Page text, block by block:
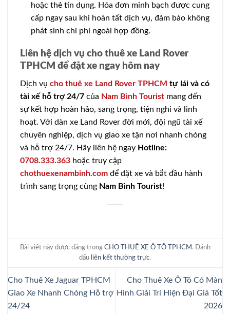
hoặc thẻ tín dụng. Hóa đơn minh bạch được cung
cấp ngay sau khi hoàn tất dịch vụ, đảm bảo không
phát sinh chi phí ngoài hợp đồng.
Liên hệ dịch vụ cho thuê xe Land Rover
TPHCM để đặt xe ngay hôm nay
Dịch vụ cho thuê xe Land Rover TPHCM tự lái và có
tài xế hỗ trợ 24/7 của Nam Bình Tourist mang đến
sự kết hợp hoàn hảo, sang trọng, tiện nghi và linh
hoạt. Với dàn xe Land Rover đời mới, đội ngũ tài xế
chuyên nghiệp, dịch vụ giao xe tận nơi nhanh chóng
và hỗ trợ 24/7. Hãy liên hệ ngay Hotline:
0708.333.363 hoặc truy cập
chothuexenambinh.com để đặt xe và bắt đầu hành
trình sang trọng cùng Nam Bình Tourist!
Bài viết này được đăng trong CHO THUÊ XE Ô TÔ TPHCM . Đánh
dấu liên kết thường trực.
Cho Thuê Xe Jaguar TPHCM
Giao Xe Nhanh Chóng Hỗ trợ
24/24
Cho Thuê Xe Ô Tô Có Màn
Hình Giải Trí Hiện Đại Giá Tốt
2026